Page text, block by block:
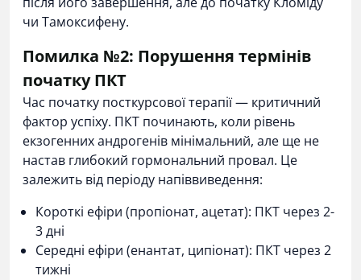
чи Тамоксифену.
Помилка №2: Порушення термінів
початку ПКТ
Час початку посткурсової терапії — критичний
фактор успіху. ПКТ починають, коли рівень
екзогенних андрогенів мінімальний, але ще не
настав глибокий гормональний провал. Це
залежить від періоду напіввиведення:
Короткі ефіри (пропіонат, ацетат): ПКТ через 2-
3 дні
Середні ефіри (енантат, ципіонат): ПКТ через 2
тижні